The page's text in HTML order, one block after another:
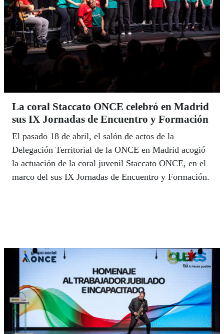
La coral Staccato ONCE celebró en Madrid
sus IX Jornadas de Encuentro y Formación
El pasado 18 de abril, el salón de actos de la
Delegación Territorial de la ONCE en Madrid acogió
la actuación de la coral juvenil Staccato ONCE, en el
marco del sus IX Jornadas de Encuentro y Formación.